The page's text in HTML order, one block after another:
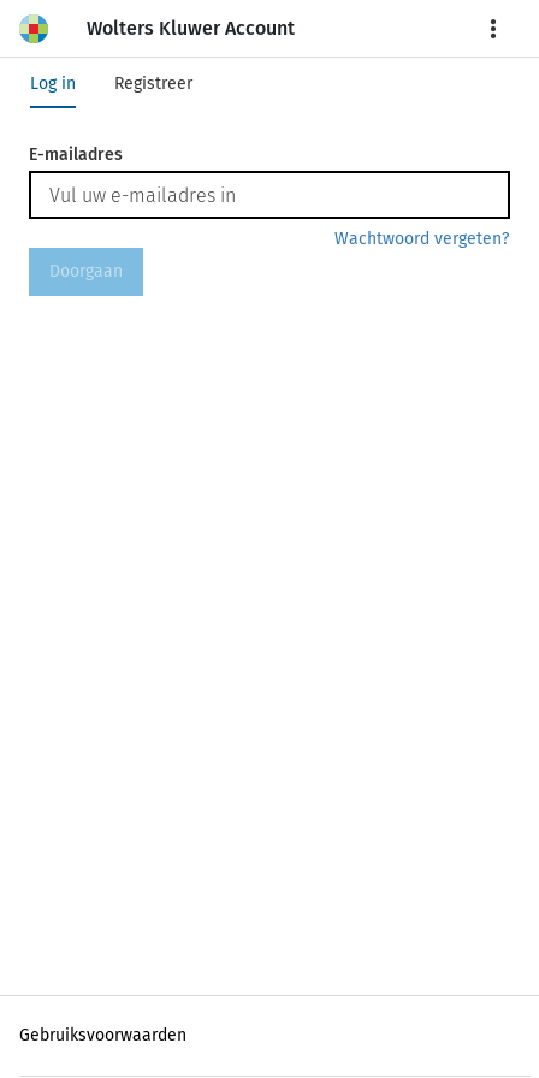
Wolters Kluwer Account More
Log in Registreer
E-mailadres
Wachtwoord vergeten?
Doorgaan
Gebruiksvoorwaarden